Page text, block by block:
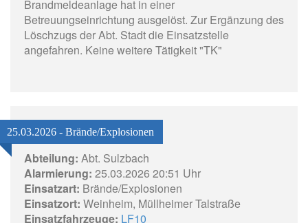
Brandmeldeanlage hat in einer
Betreuungseinrichtung ausgelöst. Zur Ergänzung des
Löschzugs der Abt. Stadt die Einsatzstelle
angefahren. Keine weitere Tätigkeit "TK"
25.03.2026 - Brände/Explosionen
Abteilung: Abt. Sulzbach
Alarmierung: 25.03.2026 20:51 Uhr
Einsatzart: Brände/Explosionen
Einsatzort: Weinheim, Müllheimer Talstraße
Einsatzfahrzeuge: LF10